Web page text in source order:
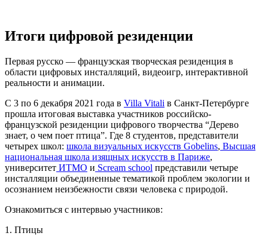
Итоги цифровой резиденции
Первая русско — французская творческая резиденция в
области цифровых инсталляций, видеоигр, интерактивной
реальности и анимации.
C 3 по 6 декабря 2021 года в Villa Vitali в Санкт-Петербурге
прошла итоговая выставка участников российско-
французской резиденции цифрового творчества “Дерево
знает, о чем поет птица”. Где 8 студентов, представители
четырех школ: школа визуальных искусств Gobelins, Высшая
национальная школа изящных искусств в Париже,
университет ИТМО и Scream school представили четыре
инсталляции объединенные тематикой проблем экологии и
осознанием неизбежности связи человека с природой.
Ознакомиться с интервью участников:
1. Птицы